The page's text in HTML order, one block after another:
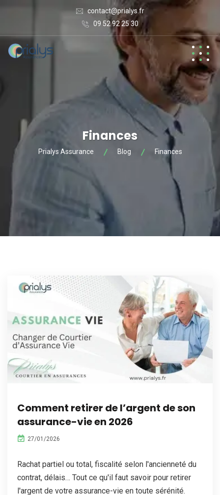
contact@prialys.fr
09 52 92 25 30
Finances
Prialys Assurance Blog Finances
Comment retirer de l’argent de son
assurance-vie en 2026
27/01/2026
Rachat partiel ou total, fiscalité selon l'ancienneté du
contrat, délais… Tout ce qu'il faut savoir pour retirer
l'argent de votre assurance-vie en toute sérénité.